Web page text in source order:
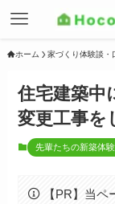
ホーム 家づくり体験談・
住宅建築中
変更工事を
先輩たちの新築体
【PR】当